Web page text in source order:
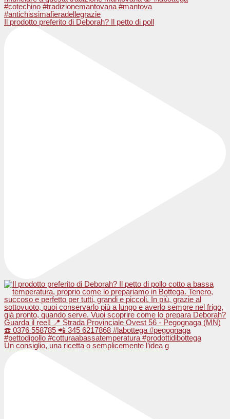
Il prodotto preferito di Deborah? Il petto di poll
Un consiglio, una ricetta o semplicemente l’idea g